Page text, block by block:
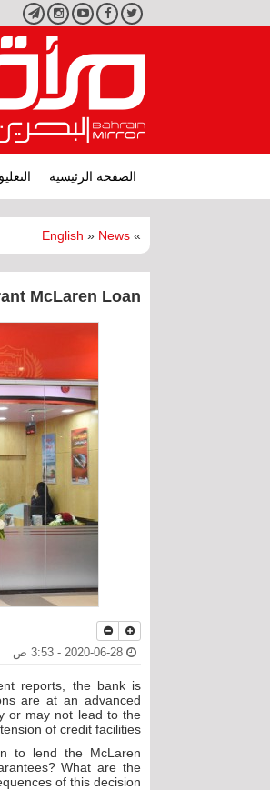
تويتر فيسبوكيوتيوبانستجرامتليجرام
الصفحة الرئيسية
»
English » News
McLaren Loan
reports, the bank is
are at an advanced
or may not lead to the
of credit facilities.
to lend the McLaren
What are the
of this decision?